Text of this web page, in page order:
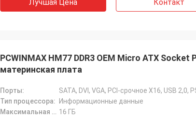
Лучшая Цена Контакт
PCWINMAX HM77 DDR3 OEM Micro ATX Socket
материнская плата
Порты:
SATA, DVI, VGA, PCI-срочное X16, USB 2,0,
Тип процессора:
Информационные данные
Максимальная емкость Ram: 16 ГБ